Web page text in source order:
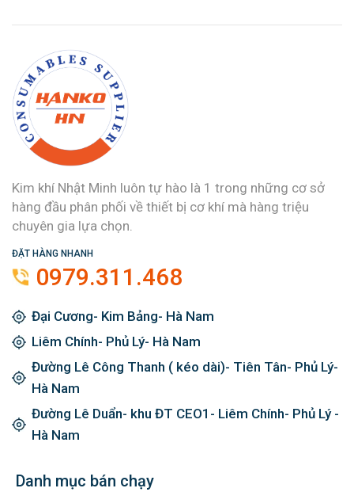
Kim khí Nhật Minh luôn tự hào là 1 trong những cơ sở
hàng đầu phân phối về thiết bị cơ khí mà hàng triệu
chuyên gia lựa chọn.
ĐẶT HÀNG NHANH
0979.311.468
Đại Cương- Kim Bảng- Hà Nam
Liêm Chính- Phủ Lý- Hà Nam
Đường Lê Công Thanh ( kéo dài)- Tiên Tân- Phủ Lý-
Hà Nam
Đường Lê Duẩn- khu ĐT CEO1- Liêm Chính- Phủ Lý -
Hà Nam
Danh mục bán chạy